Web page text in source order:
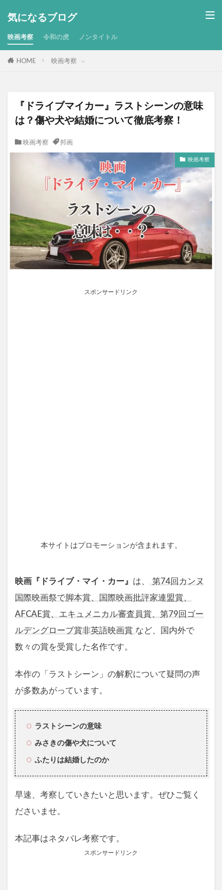
気になるブログ
映画考察 令和の虎 ノンタイトル
HOME 映画考察
『ドライブマイカー』ラストシーンの意味
は？傷や犬や結婚について徹底考察！
映画考察 邦画
映画考察
スポンサードリンク
本サイトはプロモーションが含まれます。
映画『ドライブ・マイ・カー』 は、 第74回カンヌ
国際映画祭で脚本賞、国際映画批評家連盟賞、
AFCAE賞、エキュメニカル審査員賞、第79回ゴー
ルデングローブ賞非英語映画賞 など、国内外で
数々の賞を受賞した名作です。
本作の「ラストシーン」の解釈について疑問の声
が多数あがっています。
ラストシーンの意味
みさきの傷や犬について
ふたりは結婚したのか
早速、考察していきたいと思います。ぜひご覧く
ださいませ。
本記事はネタバレ考察です。
スポンサードリンク